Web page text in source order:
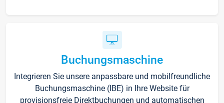
Buchungsmaschine
Integrieren Sie unsere anpassbare und mobilfreundliche
Buchungsmaschine (IBE) in Ihre Website für
provisionsfreie Direktbuchungen und automatischen